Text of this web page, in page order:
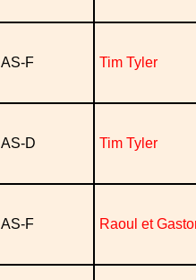
AS-F Tim Tyler
AS-D Tim Tyler
AS-F Raoul et